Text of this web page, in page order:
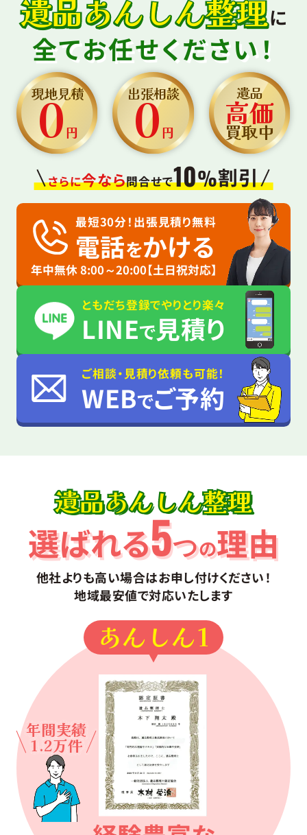
遺品あんしん整理に
全てお任せください！
現地見積
0円
出張相談
0円
遺品
高価
買取中
さらに今なら問合せで10%割引
最短30分！出張見積り無料
電話をかける
年中無休 8:00～20:00【土日祝対応】
ともだち登録でやりとり楽々
LINEで見積り
ご相談・見積り依頼も可能！
WEBでご予約
遺品あんしん整理
選ばれる5つの理由
他社よりも高い場合はお申し付けください！
地域最安値で対応いたします
あんしん1
年間実績
1.2万件